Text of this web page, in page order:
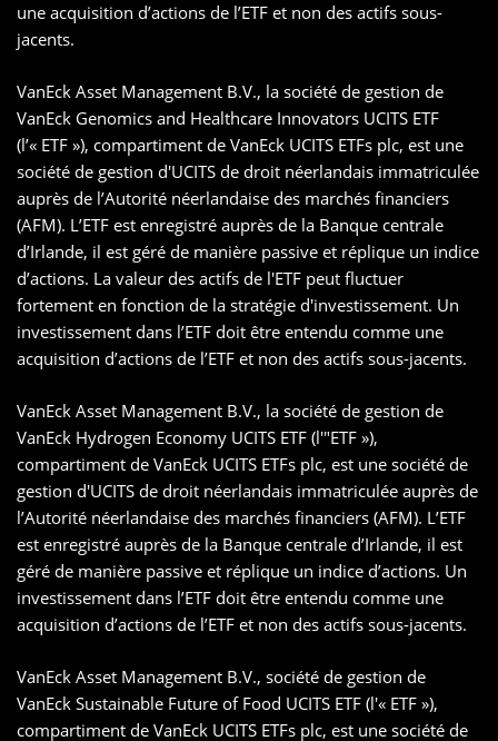
une acquisition d’actions de l’ETF et non des actifs sous-
jacents.
VanEck Asset Management B.V., la société de gestion de
VanEck Genomics and Healthcare Innovators UCITS ETF
(l’« ETF »), compartiment de VanEck UCITS ETFs plc, est une
société de gestion d'UCITS de droit néerlandais immatriculée
auprès de l’Autorité néerlandaise des marchés financiers
(AFM). L’ETF est enregistré auprès de la Banque centrale
d’Irlande, il est géré de manière passive et réplique un indice
d’actions. La valeur des actifs de l'ETF peut fluctuer
fortement en fonction de la stratégie d'investissement. Un
investissement dans l’ETF doit être entendu comme une
acquisition d’actions de l’ETF et non des actifs sous-jacents.
VanEck Asset Management B.V., la société de gestion de
VanEck Hydrogen Economy UCITS ETF (l'"ETF »),
compartiment de VanEck UCITS ETFs plc, est une société de
gestion d'UCITS de droit néerlandais immatriculée auprès de
l’Autorité néerlandaise des marchés financiers (AFM). L’ETF
est enregistré auprès de la Banque centrale d’Irlande, il est
géré de manière passive et réplique un indice d’actions. Un
investissement dans l’ETF doit être entendu comme une
acquisition d’actions de l’ETF et non des actifs sous-jacents.
VanEck Asset Management B.V., société de gestion de
VanEck Sustainable Future of Food UCITS ETF (l'« ETF »),
compartiment de VanEck UCITS ETFs plc, est une société de